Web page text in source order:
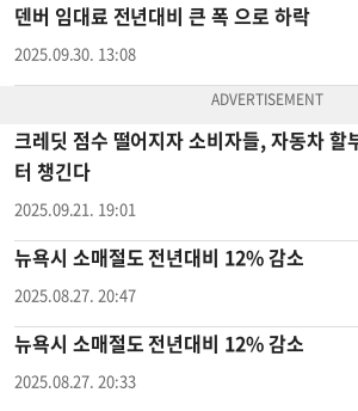
덴버 임대료 전년대비 큰 폭 으로 하락
2025.09.30. 13:08
크레딧 점수 떨어지자 소비자들, 자동차 할
터 챙긴다
2025.09.21. 19:01
뉴욕시 소매절도 전년대비 12% 감소
2025.08.27. 20:47
뉴욕시 소매절도 전년대비 12% 감소
2025.08.27. 20:33